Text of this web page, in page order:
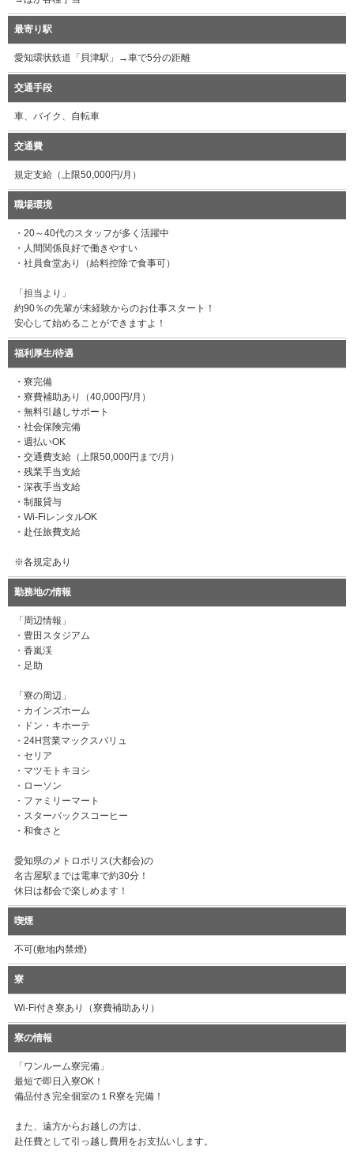
最寄り駅
愛知環状鉄道「貝津駅」→車で5分の距離
交通手段
車、バイク、自転車
交通費
規定支給（上限50,000円/月）
職場環境
・20～40代のスタッフが多く活躍中
・人間関係良好で働きやすい
・社員食堂あり（給料控除で食事可）
「担当より」
約90％の先輩が未経験からのお仕事スタート！
安心して始めることができますよ！
福利厚生/待遇
・寮完備
・寮費補助あり（40,000円/月）
・無料引越しサポート
・社会保険完備
・週払いOK
・交通費支給（上限50,000円まで/月）
・残業手当支給
・深夜手当支給
・制服貸与
・Wi-FiレンタルOK
・赴任旅費支給
※各規定あり
勤務地の情報
「周辺情報」
・豊田スタジアム
・香嵐渓
・足助
「寮の周辺」
・カインズホーム
・ドン・キホーテ
・24H営業マックスバリュ
・セリア
・マツモトキヨシ
・ローソン
・ファミリーマート
・スターバックスコーヒー
・和食さと
愛知県のメトロポリス(大都会)の
名古屋駅までは電車で約30分！
休日は都会で楽しめます！
喫煙
不可(敷地内禁煙)
寮
Wi-Fi付き寮あり（寮費補助あり）
寮の情報
「ワンルーム寮完備」
最短で即日入寮OK！
備品付き完全個室の１R寮を完備！
また、遠方からお越しの方は、
赴任費として引っ越し費用をお支払いします。